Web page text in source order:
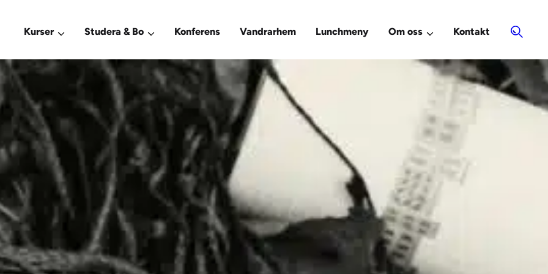
Kurser Studera & Bo Konferens Vandrarhem Lunchmeny Om oss Kontakt